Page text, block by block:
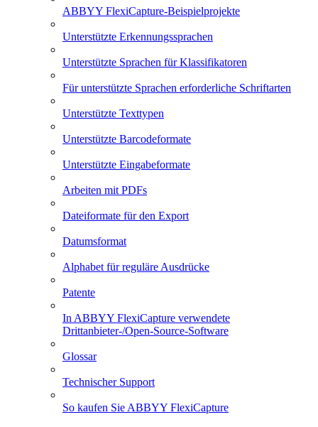
ABBYY FlexiCapture-Beispielprojekte
Unterstützte Erkennungssprachen
Unterstützte Sprachen für Klassifikatoren
Für unterstützte Sprachen erforderliche Schriftarten
Unterstützte Texttypen
Unterstützte Barcodeformate
Unterstützte Eingabeformate
Arbeiten mit PDFs
Dateiformate für den Export
Datumsformat
Alphabet für reguläre Ausdrücke
Patente
In ABBYY FlexiCapture verwendete
Drittanbieter-/Open-Source-Software
Glossar
Technischer Support
So kaufen Sie ABBYY FlexiCapture